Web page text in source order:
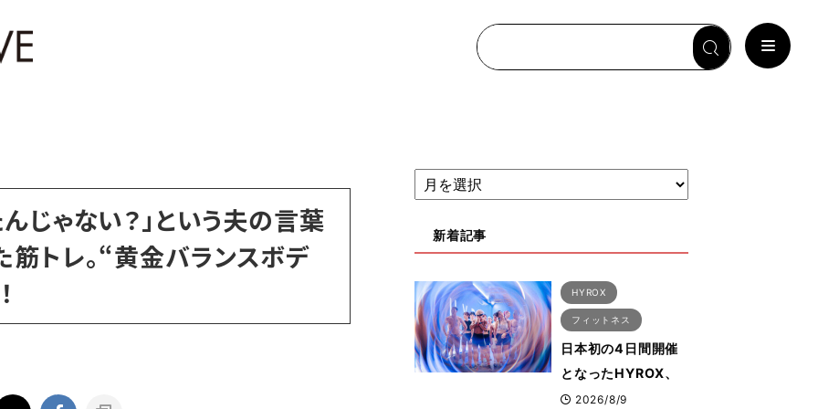
じゃない？」という夫の言葉
筋トレ。“黄金バランスボデ
新着記事
HYROX
フィットネス
日本初の4日間開催
となったHYROX、
約1万2000人が幕張
2026/8/9